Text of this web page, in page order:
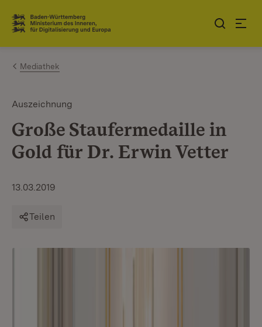
Zum Inhalt springen
Link zur Startseite
Mediathek
Auszeichnung
Große Staufermedaille in
Gold für Dr. Erwin Vetter
13.03.2019
Teilen